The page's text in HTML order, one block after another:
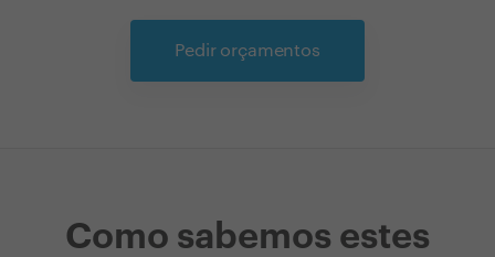
Pedir orçamentos
Como sabemos estes